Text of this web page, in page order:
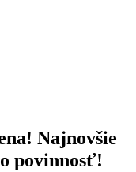
Najnovšie
povinnosť!